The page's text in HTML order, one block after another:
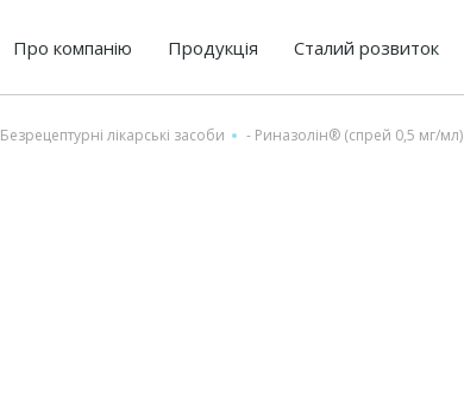
Про компанію Продукція Сталий розвиток
Безрецептурні лікарські засоби - Риназолін® (спрей 0,5 мг/мл)